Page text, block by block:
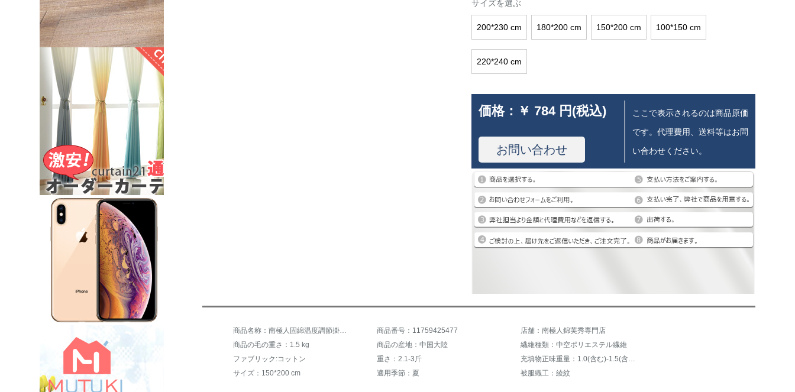
サイズを選ぶ
200*230 cm 180*200 cm 150*200 cm 100*150 cm
220*240 cm
価格： ￥ 784 円(税込)
お問い合わせ
ここで表示されるのは商品原価
です。代理費用、送料等はお問
い合わせください。
商品名称：南極人固綿温度調節掛け布団ウォーカー夏涼は全綿ダブシャーにシンゲル寮の寮で心の薄い布団オフィスに蓋されて共同購入されます。コアオリビア150*200 cm 商品番号：11759425477
店舗：南極人錦芙秀専門店
商品の毛の重さ：1.5 kg
商品の産地：中国大陸
繊維種類：中空ポリエステル繊維
ファブリック:コットン
重さ：2.1-3斤
充填物正味重量：1.0(含む)-1.5(含まない)kg
サイズ：150*200 cm
適用季節：夏 被服織工：綾紋